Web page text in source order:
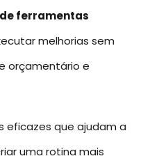
ferramentas
melhorias sem
orçamentário e
eficazes que ajudam a
uma rotina mais